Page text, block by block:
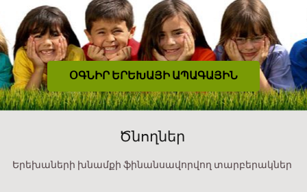
ՕԳՆԻՐ ԵՐԵԽԱՅԻ ԱՊԱԳԱՅԻՆ
Ծնողներ
Երեխաների խնամքի ֆինանսավորվող տարբերակներ